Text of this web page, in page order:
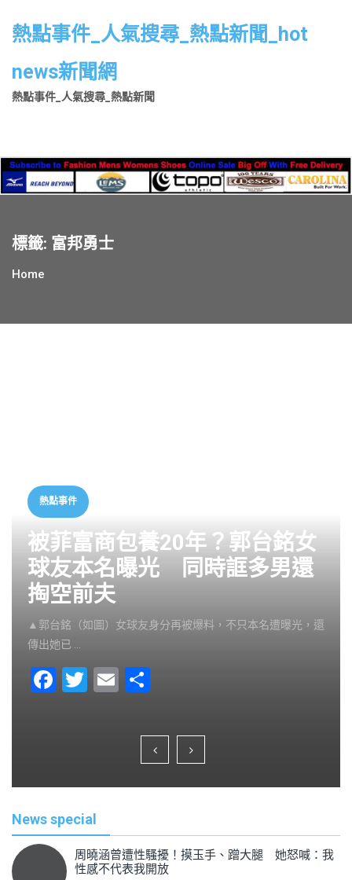
熱點事件_人氣搜尋_熱點新聞_hot
news新聞網
熱點事件_人氣搜尋_熱點新聞
標籤: 富邦勇士
Home
熱點事件
被菲富商包養20年？郭台銘女
球友本名曝光 同時誆多男還
掏空前夫
▲郭台銘（如圖）女球友身分再被爆料，不只本名遭曝光，還
傳出她已 …
F
b
o
k
T
E
ar
e
News special
周曉涵曾遭性騷擾！摸玉手、蹭大腿 她怒喊：我
性感不代表我開放